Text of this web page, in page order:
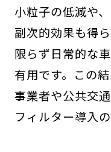
小粒子の低減や
副次的効果も得
限らず日常的な
有用です。この
事業者や公共交
フィルター導入